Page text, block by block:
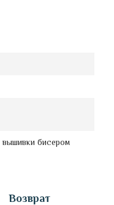
вышивки бисером
Возврат